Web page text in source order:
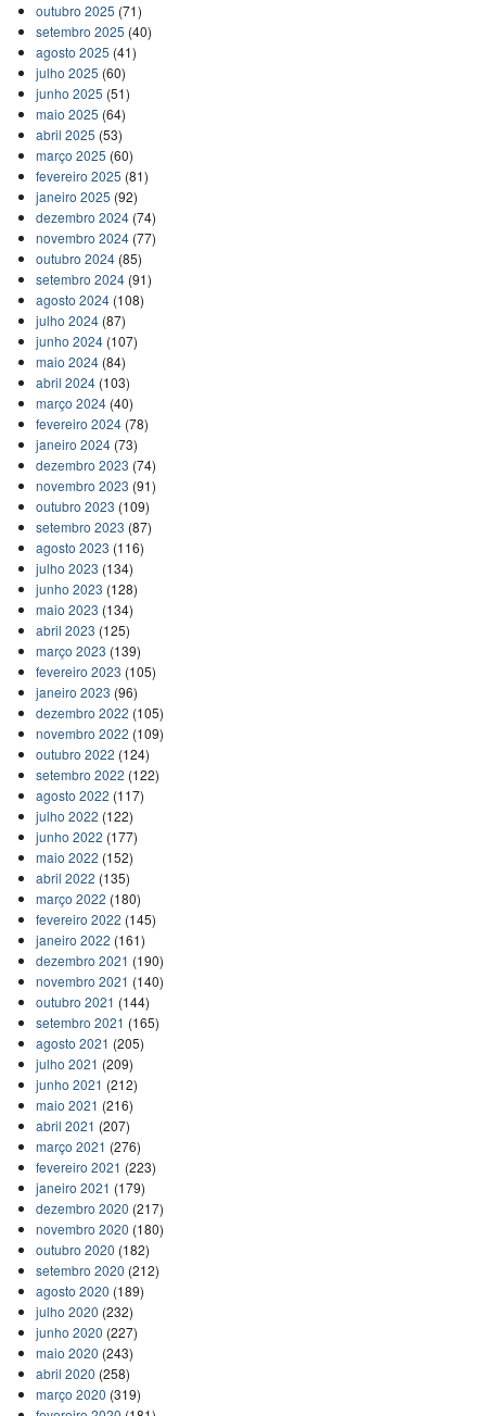
outubro 2025 (71)
setembro 2025 (40)
agosto 2025 (41)
julho 2025 (60)
junho 2025 (51)
maio 2025 (64)
abril 2025 (53)
março 2025 (60)
fevereiro 2025 (81)
janeiro 2025 (92)
dezembro 2024(74)
novembro 2024(77)
outubro 2024(85)
setembro 2024(91)
agosto 2024(108)
julho 2024(87)
junho 2024(107)
maio 2024(84)
abril 2024(103)
março 2024(40)
fevereiro 2024(78)
janeiro 2024(73)
dezembro 2023 (74)
novembro 2023 (91)
outubro 2023 (109)
setembro 2023 (87)
agosto 2023 (116)
julho 2023 (134)
junho 2023 (128)
maio 2023 (134)
abril 2023 (125)
março 2023 (139)
fevereiro 2023 (105)
janeiro 2023 (96)
dezembro 2022 (105)
novembro 2022 (109)
outubro 2022 (124)
setembro 2022 (122)
agosto 2022 (117)
julho 2022 (122)
junho 2022 (177)
maio 2022 (152)
abril 2022 (135)
março 2022 (180)
fevereiro 2022 (145)
janeiro 2022 (161)
dezembro 2021 (190)
novembro 2021 (140)
outubro 2021 (144)
setembro 2021 (165)
agosto 2021 (205)
julho 2021 (209)
junho 2021 (212)
maio 2021 (216)
abril 2021 (207)
março 2021 (276)
fevereiro 2021 (223)
janeiro 2021 (179)
dezembro 2020 (217)
novembro 2020 (180)
outubro 2020 (182)
setembro 2020 (212)
agosto 2020 (189)
julho 2020 (232)
junho 2020 (227)
maio 2020 (243)
abril 2020 (258)
março 2020 (319)